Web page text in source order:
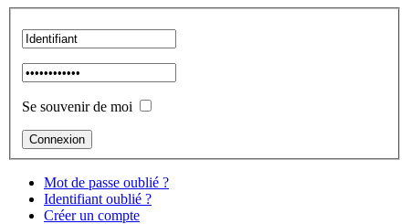
Se souvenir de moi
Mot de passe oublié ?
Identifiant oublié ?
Créer un compte